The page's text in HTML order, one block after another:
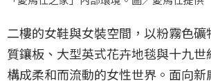
二樓的女鞋與女裝空間，以粉霧色礦
質鑲板、大型英式花卉地毯與十九世
構成柔和而流動的女性世界。面向新